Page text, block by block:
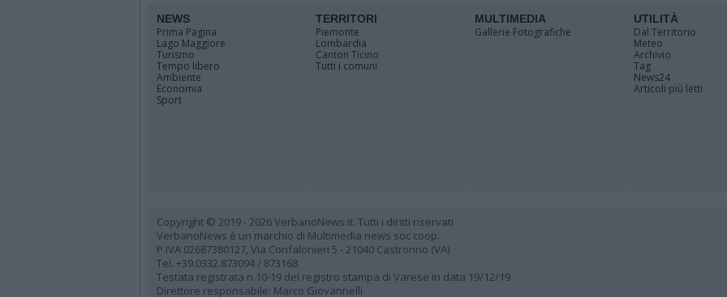
NEWS
Prima Pagina
Lago Maggiore
Turismo
Tempo libero
Ambiente
Economia
Sport
TERRITORI
Piemonte
Lombardia
Canton Ticino
Tutti i comuni
MULTIMEDIA
Gallerie Fotografiche
UTILITÀ
Dal Territorio
Meteo
Archivio
Tag
News24
Articoli più letti
Copyright © 2019 - 2026 VerbanoNews.it. Tutti i diritti riservati
VerbanoNews è un marchio di Multimedia news soc coop.
P.IVA 02687380127, Via Confalonieri 5 - 21040 Castronno (VA)
Tel. +39.0332.873094 / 873168
Testata registrata n.10-19 del registro stampa di Varese in data 19/12/19
Direttore responsabile: Marco Giovannelli